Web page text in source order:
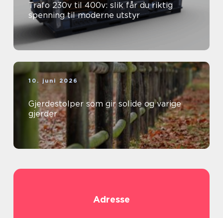
Trafo 230v til 400v: slik får du riktig
spenning til moderne utstyr
10. juni 2026
Gjerdestolper som gir solide og varige
gjerder
Adresse